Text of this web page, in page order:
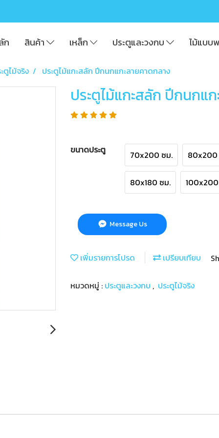
ก สินค้า เหล็ก ประตูและวงกบ ไม้แบบ
ตูไม้จริง ประตูไม้แกะสลัก ปีกนกแกะลายคาดกลาง
ประตูไม้แกะสลัก ปีกนกแ
ขนาดประตู 70x200 ซม. 80x200
80x180 ซม.
Message Us
เพิ่มรายการโปรด เปรียบเทียบ
หมวดหมู่ : ประตูและวงกบ , ประตูไม้จริง